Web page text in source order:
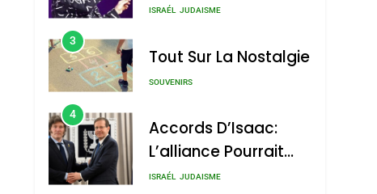
Nouvelle Chanson De
ISRAÉL JUDAISME
3
Tout Sur La Nostalgie
SOUVENIRS
4
Accords D’Isaac:
L’alliance Pourrait
S’étendre À 13 Pays
ISRAÉL JUDAISME